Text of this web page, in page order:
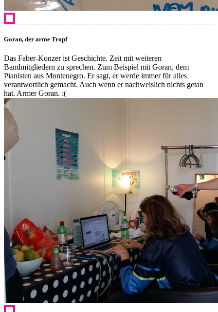
Goran, der arme Tropf
Das Faber-Konzer ist Geschichte. Zeit mit weiteren
Bandmitgliedern zu sprechen. Zum Beispiel mit Goran, dem
Pianisten aus Montenegro. Er sagt, er werde immer für alles
verantwortlich gemacht. Auch wenn er nachweislich nichts getan
hat. Armer Goran. :(